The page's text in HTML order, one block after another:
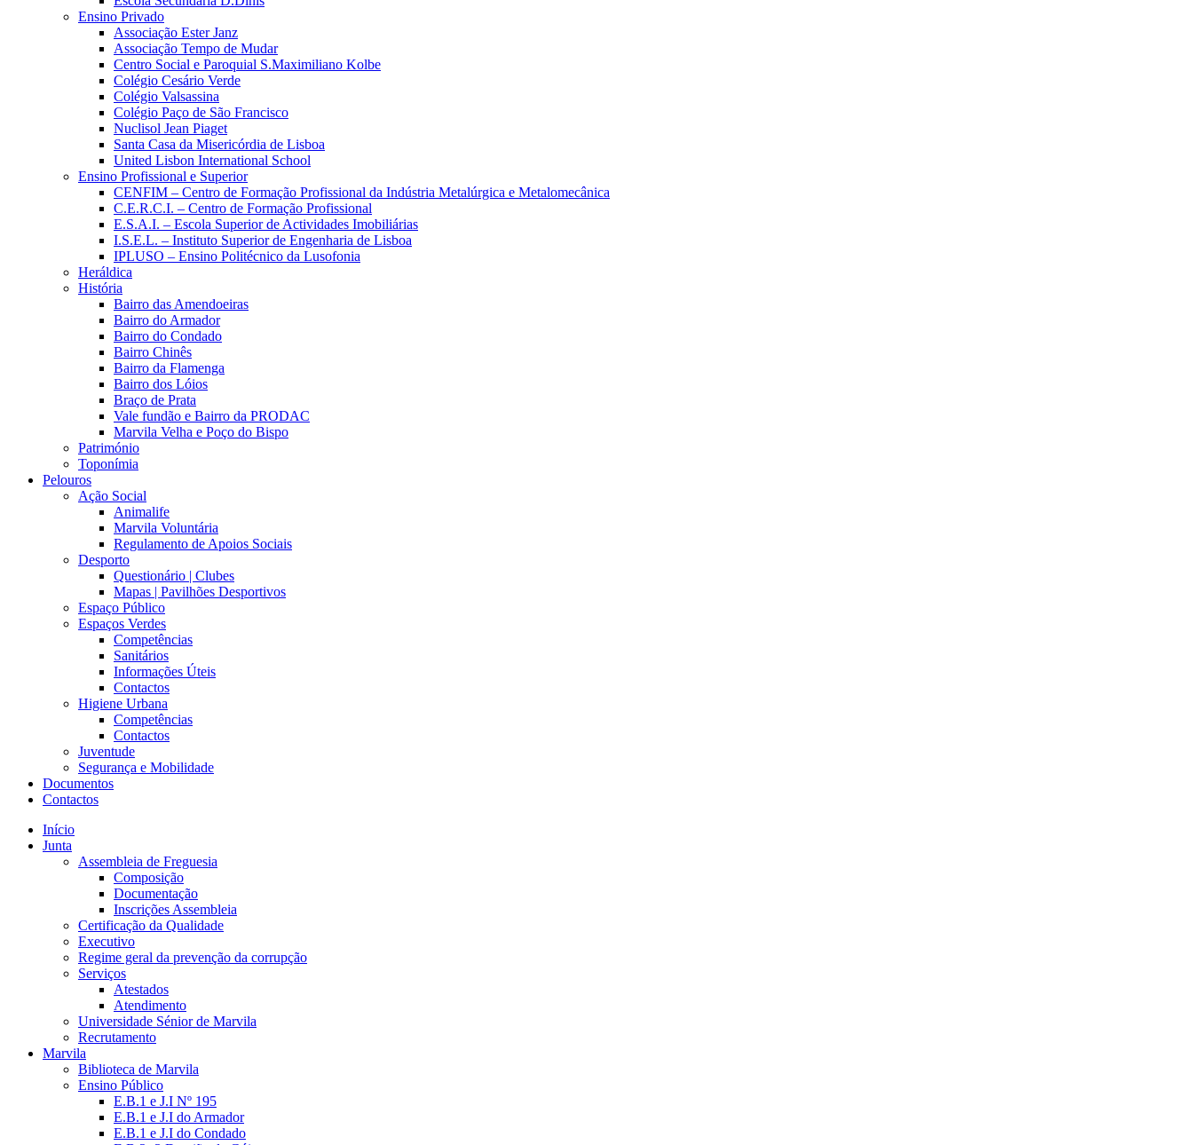
Ensino Privado
Associação Ester Janz
Associação Tempo de Mudar
Centro Social e Paroquial S.Maximiliano Kolbe
Colégio Cesário Verde
Colégio Valsassina
Colégio Paço de São Francisco
Nuclisol Jean Piaget
Santa Casa da Misericórdia de Lisboa
United Lisbon International School
Ensino Profissional e Superior
CENFIM – Centro de Formação Profissional da Indústria Metalúrgica e Metalomecânica
C.E.R.C.I. – Centro de Formação Profissional
E.S.A.I. – Escola Superior de Actividades Imobiliárias
I.S.E.L. – Instituto Superior de Engenharia de Lisboa
IPLUSO – Ensino Politécnico da Lusofonia
Heráldica
História
Bairro das Amendoeiras
Bairro do Armador
Bairro do Condado
Bairro Chinês
Bairro da Flamenga
Bairro dos Lóios
Braço de Prata
Vale fundão e Bairro da PRODAC
Marvila Velha e Poço do Bispo
Património
Toponímia
Pelouros
Ação Social
Animalife
Marvila Voluntária
Regulamento de Apoios Sociais
Desporto
Questionário | Clubes
Mapas | Pavilhões Desportivos
Espaço Público
Espaços Verdes
Competências
Sanitários
Informações Úteis
Contactos
Higiene Urbana
Competências
Contactos
Juventude
Segurança e Mobilidade
Documentos
Contactos
Início
Junta
Assembleia de Freguesia
Composição
Documentação
Inscrições Assembleia
Certificação da Qualidade
Executivo
Regime geral da prevenção da corrupção
Serviços
Atestados
Atendimento
Universidade Sénior de Marvila
Recrutamento
Marvila
Biblioteca de Marvila
Ensino Público
E.B.1 e J.I Nº 195
E.B.1 e J.I do Armador
E.B.1 e J.I do Condado